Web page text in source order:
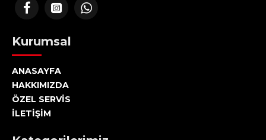
Kurumsal
ANASAYFA
HAKKIMIZDA
ÖZEL SERVİS
İLETİŞİM